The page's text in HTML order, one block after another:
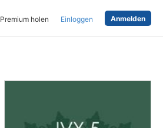
Premium holen Einloggen Anmelden